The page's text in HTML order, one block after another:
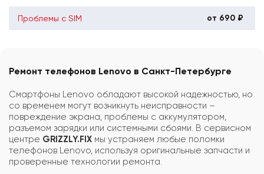
Проблемы с SIM от 690 ₽
Ремонт телефонов Lenovo в Санкт-Петербурге
Смартфоны Lenovo обладают высокой надежностью, но
со временем могут возникнуть неисправности –
повреждение экрана, проблемы с аккумулятором,
разъемом зарядки или системными сбоями. В сервисном
центре GRIZZLY.FIX мы устраняем любые поломки
телефонов Lenovo, используя оригинальные запчасти и
проверенные технологии ремонта.